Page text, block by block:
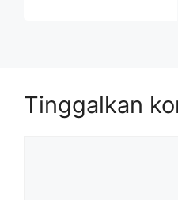
Tinggalkan